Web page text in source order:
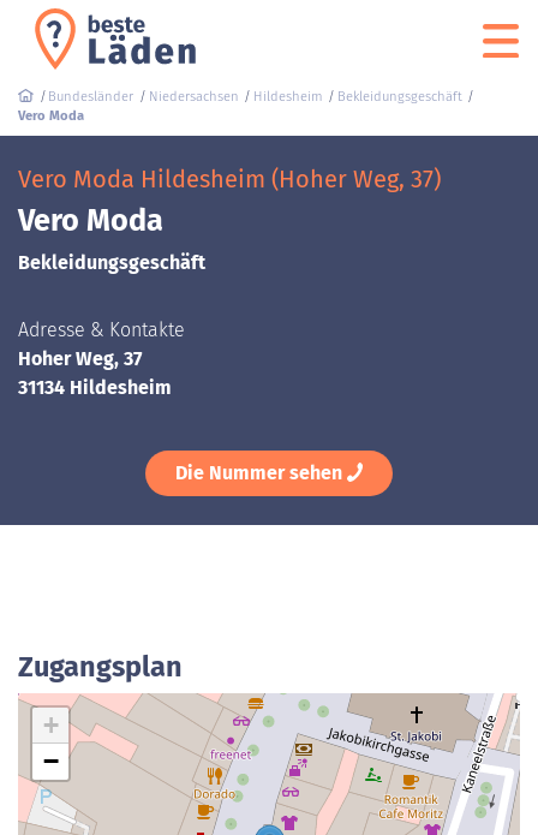
Bundesländer Niedersachsen Hildesheim
Bekleidungsgeschäft
Vero Moda
Vero Moda Hildesheim (Hoher Weg, 37)
Vero Moda
Bekleidungsgeschäft
Adresse & Kontakte
Hoher Weg, 37
31134 Hildesheim
Die Nummer sehen
Zugangsplan
+
−